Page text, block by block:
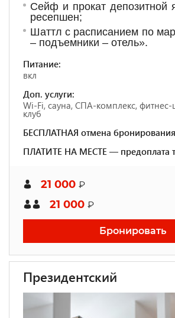
Сейф и прокат депозитной
ресепшен;
Шаттл с расписанием по
– подъемники – отель».
Питание:
вкл
Доп. услуги:
Wi-Fi, сауна, СПА-комплекс, фитнес-
клуб
БЕСПЛАТНАЯ отмена бронирования
ПЛАТИТЕ НА МЕСТЕ — предоплата
21 000 ₽
21 000 ₽
Бронировать
Президентский